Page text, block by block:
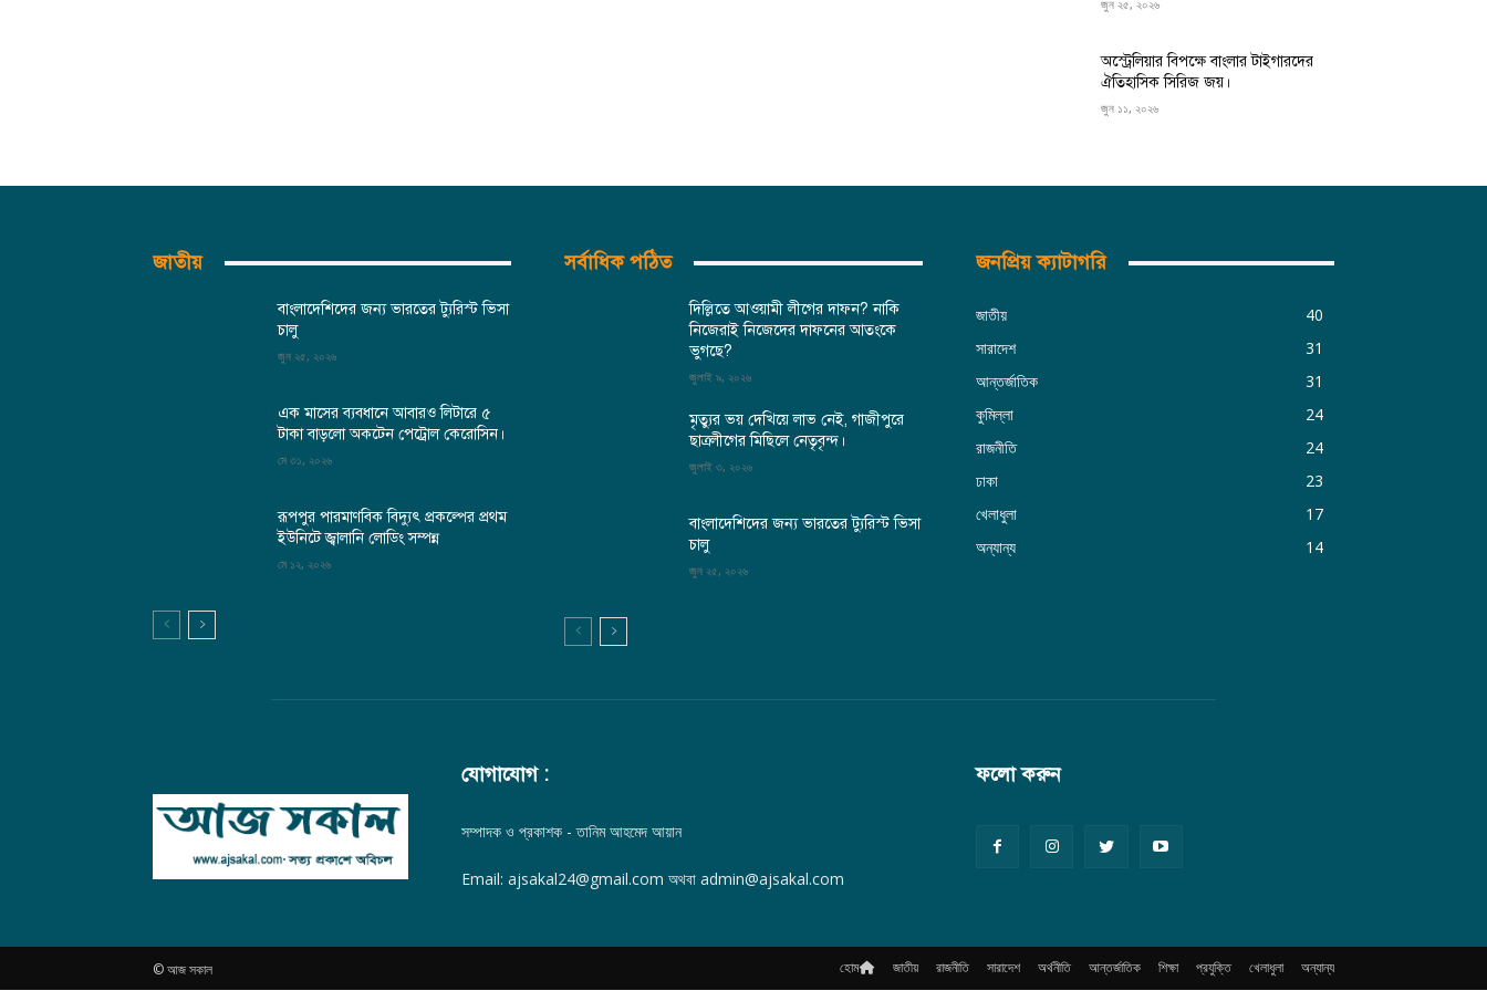
জুন ২৫, ২০২৬
অস্ট্রেলিয়ার বিপক্ষে বাংলার টাইগারদের
ঐতিহাসিক সিরিজ জয়।
জুন ১১, ২০২৬
জাতীয়
বাংলাদেশিদের জন্য ভারতের ট্যুরিস্ট ভিসা
চালু
জুন ২৫, ২০২৬
এক মাসের ব্যবধানে আবারও লিটারে ৫
টাকা বাড়লো অকটেন পেট্রোল কেরোসিন।
মে ৩১, ২০২৬
রূপপুর পারমাণবিক বিদ্যুৎ প্রকল্পের প্রথম
ইউনিটে জ্বালানি লোডিং সম্পন্ন
মে ১২, ২০২৬
সর্বাধিক পঠিত
দিল্লিতে আওয়ামী লীগের দাফন? নাকি
নিজেরাই নিজেদের দাফনের আতংকে
ভুগছে?
জুলাই ৯, ২০২৬
মৃত্যুর ভয় দেখিয়ে লাভ নেই, গাজীপুরে
ছাত্রলীগের মিছিলে নেতৃবৃন্দ।
জুলাই ৩, ২০২৬
বাংলাদেশিদের জন্য ভারতের ট্যুরিস্ট ভিসা
চালু
জুন ২৫, ২০২৬
জনপ্রিয় ক্যাটাগরি
জাতীয়
40
সারাদেশ
31
আন্তর্জাতিক
31
কুমিল্লা
24
রাজনীতি
24
ঢাকা
23
খেলাধুলা
17
অন্যান্য
14
যোগাযোগ :
সম্পাদক ও প্রকাশক - তানিম আহমেদ আয়ান
Email: ajsakal24@gmail.com অথবা admin@ajsakal.com
ফলো করুন
© আজ সকাল হোম জাতীয় রাজনীতি সারাদেশ অর্থনীতি আন্তর্জাতিক শিক্ষা প্রযুক্তি খেলাধুলা অন্যান্য